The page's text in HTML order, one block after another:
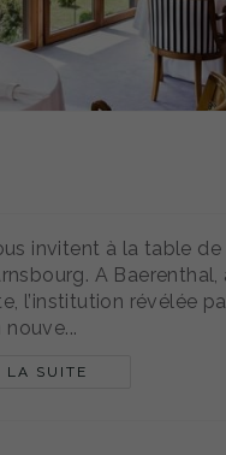
invitent à la table de
A Baerenthal,
l’institution révélée
LA SUITE